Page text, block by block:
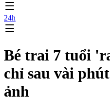
24h
Bé trai 7 tuổi
chỉ sau vài
ảnh